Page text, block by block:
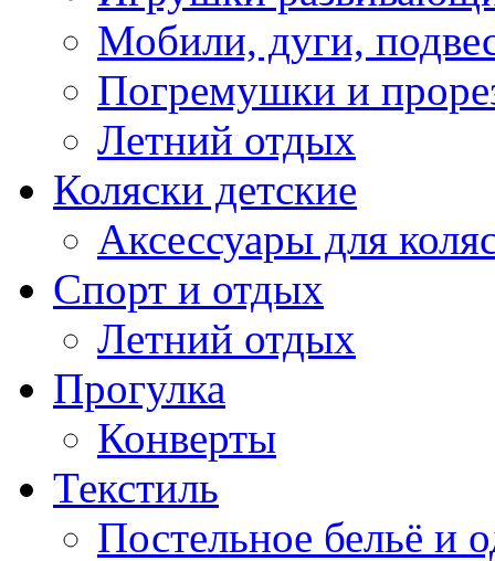
Мобили, дуги,
Погремушки и
Летний отдых
Коляски детские
Аксессуары для
Спорт и отдых
Летний отдых
Прогулка
Конверты
Текстиль
Постельное бельё и